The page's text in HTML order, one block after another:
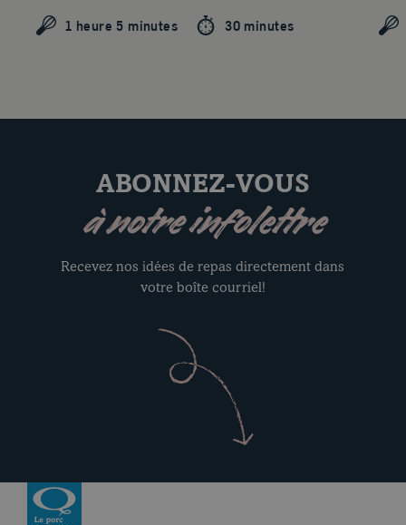
1 heure 5 minutes 30 minutes
ABONNEZ-VOUS
à notre infolettre
Recevez nos idées de repas directement dans
votre boîte courriel!
Revenir à la page d’accueil